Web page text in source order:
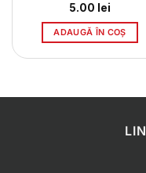
5.00 lei
ADAUGĂ ÎN COȘ